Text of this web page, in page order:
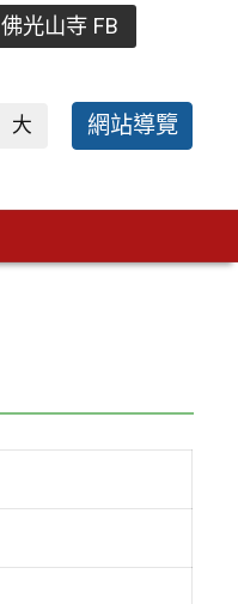
佛光山寺 FB
大 網站導覽